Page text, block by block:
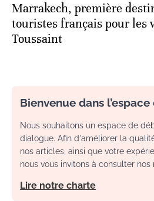
Marrakech, première
touristes français pour les
Toussaint
Bienvenue dans
Nous souhaitons un espace de
dialogue. Afin d'améliorer la
nos articles, ainsi que votre
nous vous invitons à consulter nos
Lire notre charte